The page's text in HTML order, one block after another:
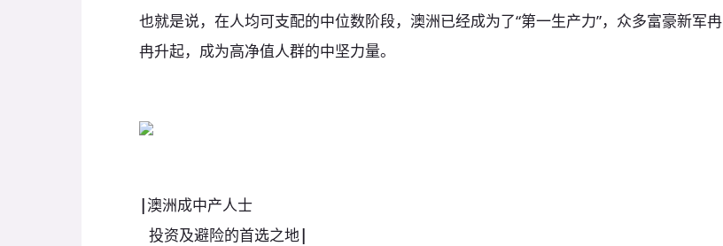
也就是说，在人均可支配的中位数阶段，澳洲已经成为了“第一生产力”，众多富豪新军冉
冉升起，成为高净值人群的中坚力量。
|澳洲成中产人士
投资及避险的首选之地|